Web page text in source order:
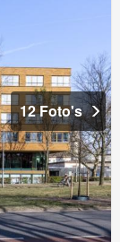
12 Foto's